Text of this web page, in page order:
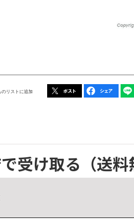
のリストに追加
受け取る （送料